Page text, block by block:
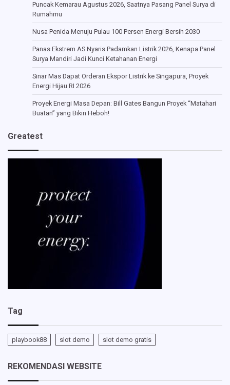
Puncak Kemarau Agustus 2026, Saatnya Pasang Panel Surya di
Rumahmu
Nusa Penida Menuju Pulau 100 Persen Energi Bersih 2030
Panas Ekstrem AS Nyaris Padamkan Listrik 2026, Kenapa Panel
Surya Mandiri Jadi Kunci Ketahanan Energi
Sinar Mas Dapat Orderan Ekspor Listrik ke Singapura, Proyek
Energi Hijau RI 2026
Proyek Energi Masa Depan: Bill Gates Bangun Proyek “Matahari
Buatan” yang Bikin Heboh!
Greatest
Tag
playbook88 slot demo slot demo gratis
REKOMENDASI WEBSITE